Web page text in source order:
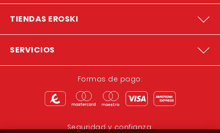
TIENDAS EROSKI
SERVICIOS
Formas de pago:
Seguridad y confianza: